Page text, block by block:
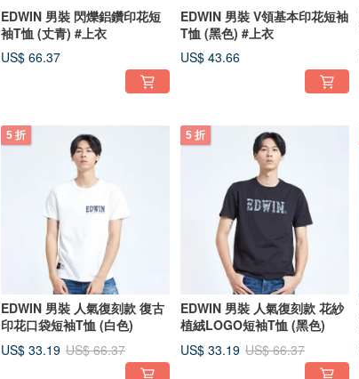
EDWIN 男裝 閃爍鋁鑽印花短
袖T恤 (丈青) #上衣
US$ 66.37
EDWIN 男裝 V領基本印花短袖
T恤 (黑色) #上衣
US$ 43.66
5 折
EDWIN 男裝 人氣復刻款 復古
印花口袋短袖T恤 (白色)
US$ 33.19 US$ 66.37
5 折
EDWIN 男裝 人氣復刻款 花紗
植絨LOGO短袖T恤 (黑色)
US$ 33.19 US$ 66.37